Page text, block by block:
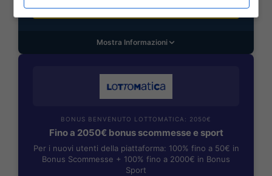
VERIFICA
Mostra Informazioni
BONUS BENVENUTO LOTTOMATICA: 2050€
Fino a 2050€ bonus scommesse e sport
Per i nuovi utenti della piattaforma: 100% fino a 50€ in
Bonus Scommesse + 100% fino a 2000€ in Bonus
Sport